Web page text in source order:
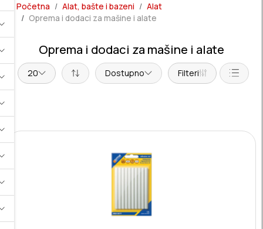
Početna Alat, bašte i bazeni
Alat
Oprema i dodaci za mašine i alate
Oprema i dodaci za mašine i alate
20 Dostupno Filteri